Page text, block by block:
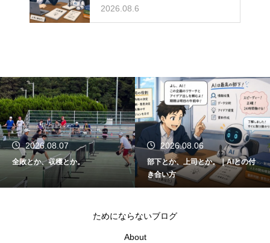
2026.08.6
2026.08.07
全敗とか、収穫とか。
2026.08.06
部下とか、上司とか。｜AIとの付
き合い方
ためにならないブログ
About